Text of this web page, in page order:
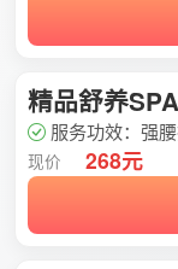
精品舒养SPA
服务功效：强
现价 268元